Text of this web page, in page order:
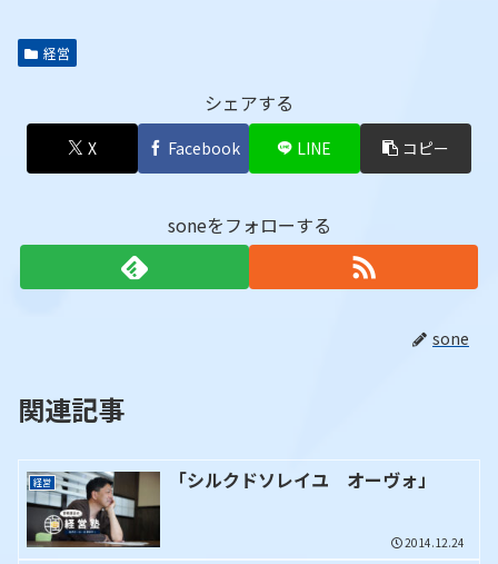
経営
シェアする
X Facebook LINE コピー
soneをフォローする
sone
関連記事
経営 「シルクドソレイユ オーヴォ」
2014.12.24